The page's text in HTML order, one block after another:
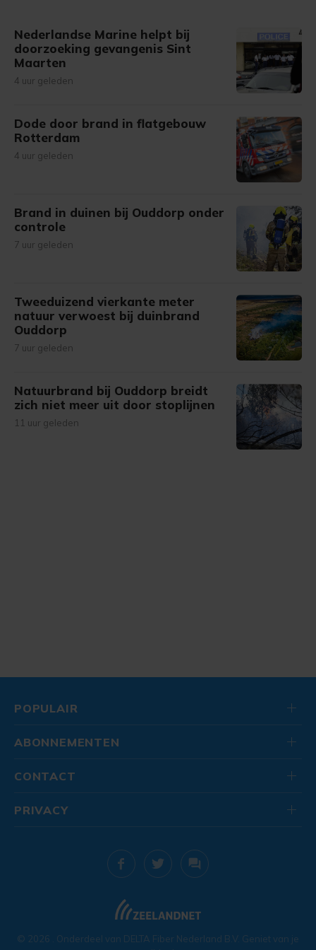
Nederlandse Marine helpt bij
doorzoeking gevangenis Sint
Maarten
4 uur geleden
Dode door brand in flatgebouw
Rotterdam
4 uur geleden
Brand in duinen bij Ouddorp onder
controle
7 uur geleden
Tweeduizend vierkante meter
natuur verwoest bij duinbrand
Ouddorp
7 uur geleden
Natuurbrand bij Ouddorp breidt
zich niet meer uit door stoplijnen
11 uur geleden
POPULAIR
ABONNEMENTEN
CONTACT
© 2026 . Onderdeel van DELTA Fiber Nederland B.V. Geniet van je
PRIVACY